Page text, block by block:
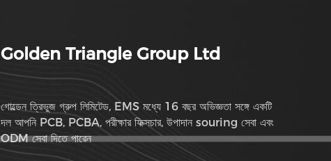
Golden Triangle Group Ltd
গোল্ডেন ত্রিভুজ গ্রুপ লিমিটেড, EMS মধ্যে 16 বছর অভিজ্ঞতা সঙ্গে একটি
দল আপনি PCB, PCBA, পরীক্ষার ফিক্সচার, উপাদান souring সেবা এবং
ODM সেবা দিতে পারেন